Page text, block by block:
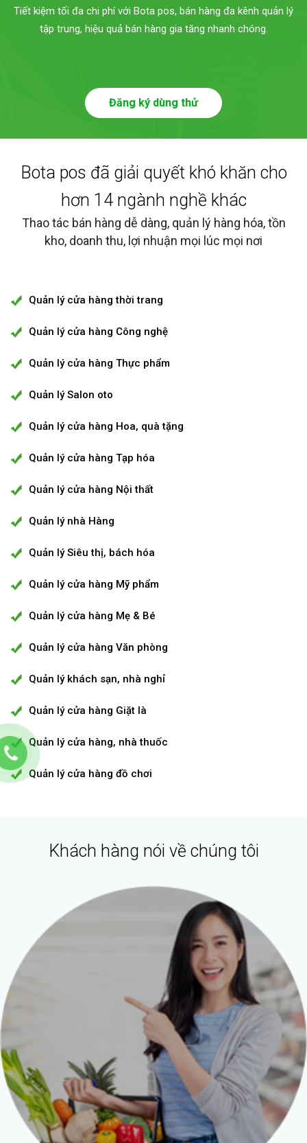
Tiết kiệm tối đa chi phí với Bota pos, bán hàng đa kênh quản lý
tập trung, hiệu quả bán hàng gia tăng nhanh chóng.
Đăng ký dùng thử
Bota pos đã giải quyết khó khăn cho
hơn 14 ngành nghề khác
Thao tác bán hàng dễ dàng, quản lý hàng hóa, tồn
kho, doanh thu, lợi nhuận mọi lúc mọi nơi
Quản lý cửa hàng thời trang
Quản lý cửa hàng Công nghệ
Quản lý cửa hàng Thực phẩm
Quản lý Salon oto
Quản lý cửa hàng Hoa, quà tặng
Quản lý cửa hàng Tạp hóa
Quản lý cửa hàng Nội thất
Quản lý nhà Hàng
Quản lý Siêu thị, bách hóa
Quản lý cửa hàng Mỹ phẩm
Quản lý cửa hàng Mẹ & Bé
Quản lý cửa hàng Văn phòng
Quản lý khách sạn, nhà nghỉ
Quản lý cửa hàng Giặt là
Quản lý cửa hàng, nhà thuốc
Quản lý cửa hàng đồ chơi
Khách hàng nói về chúng tôi